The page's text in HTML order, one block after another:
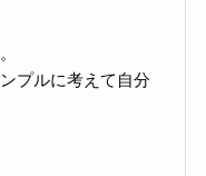
プルに考えて自分